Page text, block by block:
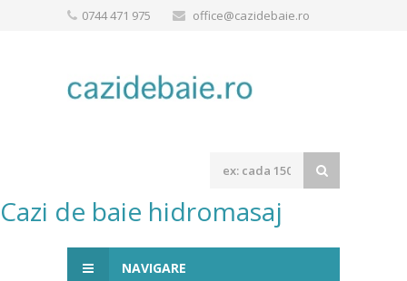
0744 471 975 office@cazidebaie.ro
Cazi de baie hidromasaj
NAVIGARE